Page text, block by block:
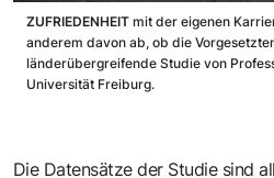
ZUFRIEDENHEIT mit der eigenen
anderem davon ab, ob die
länderübergreifende Studie von
Universität Freiburg.
Die Datensätze der Studie sind